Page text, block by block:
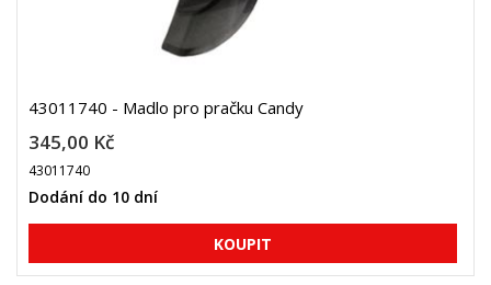
43011740 - Madlo pro pračku Candy
345,00 Kč
43011740
Dodání do 10 dní